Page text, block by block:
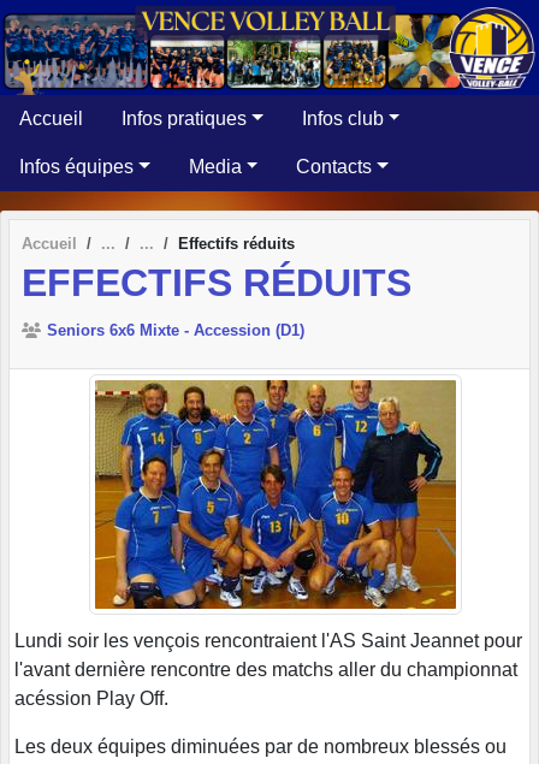
Accueil Infos pratiques Infos club
Infos équipes Media Contacts
Accueil Effectifs réduits
EFFECTIFS RÉDUITS
Seniors 6x6 Mixte - Accession (D1)
Lundi soir les vençois rencontraient l'AS Saint Jeannet pour
l'avant dernière rencontre des matchs aller du championnat
acéssion Play Off.
Les deux équipes diminuées par de nombreux blessés ou
Panneau de gestion des cookies